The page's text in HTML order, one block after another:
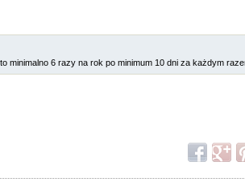
minimalno 6 razy na rok po minimum 10 dni za każdym